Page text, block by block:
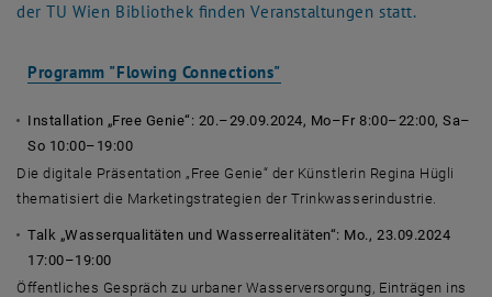
der TU Wien Bibliothek finden Veranstaltungen statt.
Programm "Flowing Connections"
Installation „Free Genie“: 20.–29.09.2024, Mo–Fr 8:00–22:00, Sa–
So 10:00–19:00
Die digitale Präsentation „ Free Genie“ der Künstlerin Regina Hügli
thematisiert die Marketingstrategien der Trinkwasserindustrie.
Talk „Wasserqualitäten und Wasserrealitäten“: Mo., 23.09.2024
17:00–19:00
Öffentliches Gespräch zu urbaner Wasserversorgung, Einträgen ins